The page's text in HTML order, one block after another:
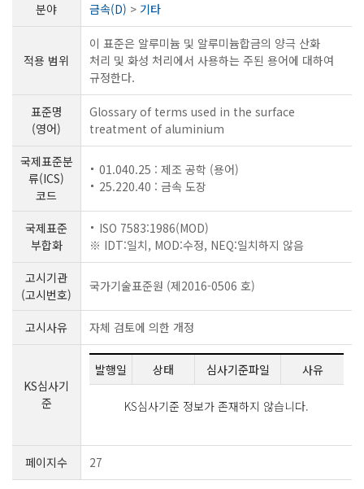
분야 금속(D) > 기타
적용 범위
이 표준은 알루미늄 및 알루미늄합금의 양극 산화
처리 및 화성 처리에서 사용하는 주된 용어에 대하여
규정한다.
표준명
(영어)
Glossary of terms used in the surface
treatment of aluminium
국제표준분
류(ICS)
코드
01.040.25 : 제조 공학 (용어)
25.220.40 : 금속 도장
국제표준
부합화
ISO 7583:1986(MOD)
※ IDT:일치, MOD:수정, NEQ:일치하지 않음
고시기관
(고시번호)
국가기술표준원 (제2016-0506 호)
고시사유 자체 검토에 의한 개정
KS심사기
준
발행일 상태 심사기준파일 사유
KS심사기준 정보가 존재하지 않습니다.
페이지수 27